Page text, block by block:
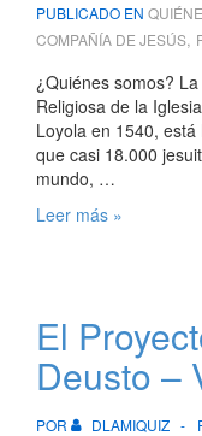
PUBLICADO EN
COMPAÑÍA DE JESÚS,
¿Quiénes somos?
Religiosa de la
Loyola en 1540,
que casi 18.000
mundo, …
La
Leer más »
El
Deusto –
POR DLAMIQUIZ